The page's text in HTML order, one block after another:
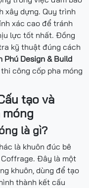
xây dựng. Quy trình
xác cao để tránh
lực tốt nhất. Đồng
kỹ thuật đúng cách
Phú Design & Build
công cốp pha móng
tạo và
là gì?
là khuôn đúc bê
Đây là một
khuôn, dùng để tạo
thành kết cấu